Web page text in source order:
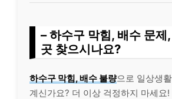
– 하수구 막힘, 배수 문제
곳 찾으시나요?
하수구 막힘, 배수 불량으로 일상생
계신가요? 더 이상 걱정하지 마세요!